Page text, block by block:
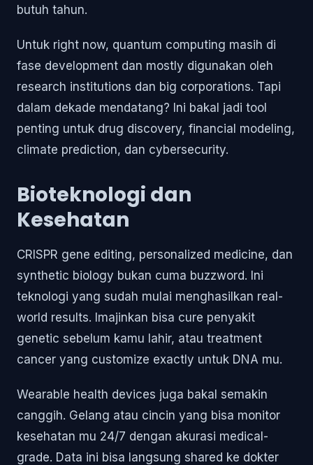
butuh tahun.
Untuk right now, quantum computing masih di
fase development dan mostly digunakan oleh
research institutions dan big corporations. Tapi
dalam dekade mendatang? Ini bakal jadi tool
penting untuk drug discovery, financial modeling,
climate prediction, dan cybersecurity.
Bioteknologi dan
Kesehatan
CRISPR gene editing, personalized medicine, dan
synthetic biology bukan cuma buzzword. Ini
teknologi yang sudah mulai menghasilkan real-
world results. Imajinkan bisa cure penyakit
genetic sebelum kamu lahir, atau treatment
cancer yang customize exactly untuk DNA mu.
Wearable health devices juga bakal semakin
canggih. Gelang atau cincin yang bisa monitor
kesehatan mu 24/7 dengan akurasi medical-
grade. Data ini bisa langsung shared ke dokter